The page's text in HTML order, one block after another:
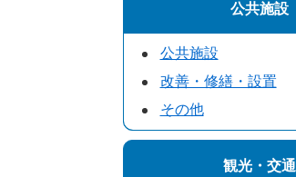
公共施設
公共施設
改善・修繕・設置
その他
観光・交通